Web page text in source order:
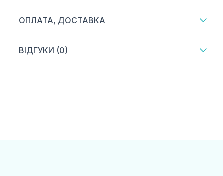
ОПЛАТА, ДОСТАВКА
ВІДГУКИ (0)